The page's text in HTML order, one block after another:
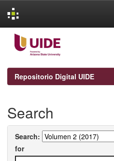
navigation
Repositorio Digital UIDE
Search
Search:
for